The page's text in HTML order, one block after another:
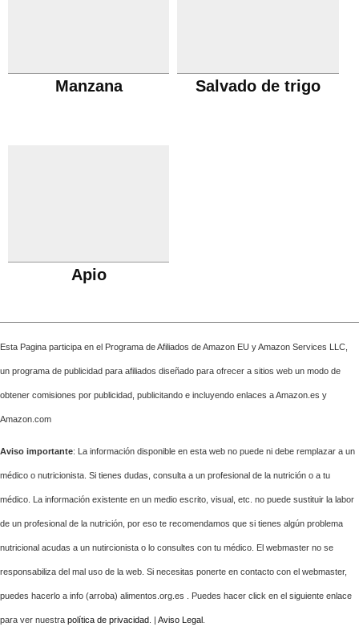
Manzana Salvado de trigo
Apio
Esta Pagina participa en el Programa de Afiliados de Amazon EU y Amazon Services LLC,
un programa de publicidad para afiliados diseñado para ofrecer a sitios web un modo de
obtener comisiones por publicidad, publicitando e incluyendo enlaces a Amazon.es y
Amazon.com
Aviso importante: La información disponible en esta web no puede ni debe remplazar a un
médico o nutricionista. Si tienes dudas, consulta a un profesional de la nutrición o a tu
médico. La información existente en un medio escrito, visual, etc. no puede sustituir la labor
de un profesional de la nutrición, por eso te recomendamos que si tienes algún problema
nutricional acudas a un nutircionista o lo consultes con tu médico. El webmaster no se
responsabiliza del mal uso de la web. Si necesitas ponerte en contacto con el webmaster,
puedes hacerlo a info (arroba) alimentos.org.es . Puedes hacer click en el siguiente enlace
para ver nuestra política de privacidad . | Aviso Legal